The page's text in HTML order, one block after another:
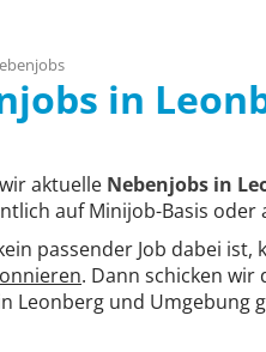
aktuelle Nebenjobs in
auf Minijob-Basis oder
passender Job dabei
. Dann schicken wir
Leonberg und Umgebung